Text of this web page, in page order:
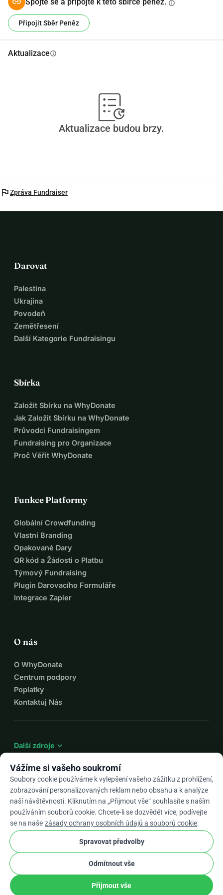
info
Připojit Sběr Peněz
Aktualizaceinfo
Aktualizace budou brzy.
flagZpráva Fundraiser
Darovat
Palestina
Ukrajina
Povodeň
Zemětřesení
Další Kategorie Fundraisingu
Sbírka
Založit Sbírku na WhyDonate
Jak Založit Sbírku na WhyDonate
Průvodci Fundraisingem
Fundraising pro Organizace
Proč Věřit WhyDonate
Funkce Platformy
Globální Crowdfunding
Vlastní Branding
Opakované Dary
QR kód a Žádosti o Platbu
Týmový Fundraising
Plugin Darovacího Formuláře
Integrace Zapier
O nás
O WhyDonate
Centrum podpory
Poplatky
Kontaktuj Nás
Další zdroje expand_more
Csarrow_drop_down
★★★★★4,9 / 5 na základě 500+ recenzí
WhyDonate Soukromí a cookies
Obchodní podmínky
stripe check Ověřený Partner
Vážíme si vašeho soukromí
Soubory cookie používáme k vylepšení vašeho zážitku z prohlížení,
zobrazování personalizovaných reklam nebo obsahu a k analýze
naší návštěvnosti. Kliknutím na „Přijmout vše“ souhlasíte s naším
používáním souborů cookie. Chcete-li se dozvědět více, podívejte
se na naše zásady ochrany osobních údajů a souborů cookie.
Spravovat předvolby
Odmítnout vše
Přijmout vše